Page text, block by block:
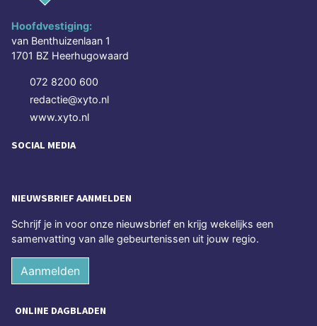
Hoofdvestiging:
van Benthuizenlaan 1
1701 BZ Heerhugowaard
072 8200 600
redactie@xyto.nl
www.xyto.nl
SOCIAL MEDIA
NIEUWSBRIEF AANMELDEN
Schrijf je in voor onze nieuwsbrief en krijg wekelijks een
samenvatting van alle gebeurtenissen uit jouw regio.
Aanmelden
ONLINE DAGBLADEN